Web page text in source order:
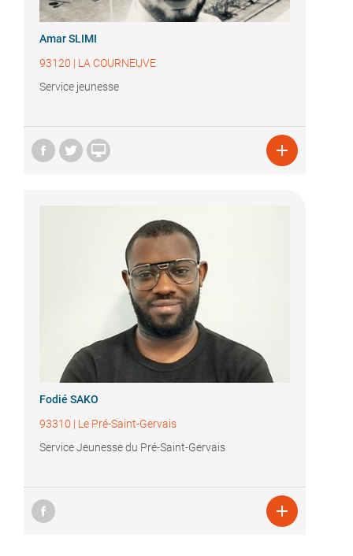
Amar SLIMI
93120 | LA COURNEUVE
Service jeunesse
 
Fodié SAKO
93310 | Le Pré-Saint-Gervais
Service Jeunesse du Pré-Saint-Gervais
